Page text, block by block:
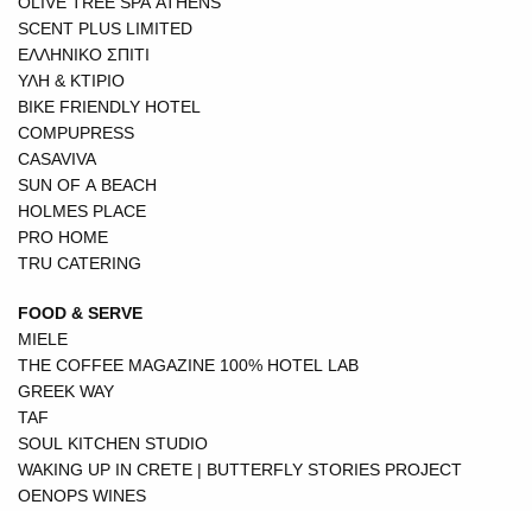
SCENT PLUS LIMITED
ΕΛΛΗΝΙΚΟ ΣΠΙΤΙ
ΥΛΗ & ΚΤΙΡΙΟ
BIKE FRIENDLY HOTEL
COMPUPRESS
CASAVIVA
SUN OF A BEACH
HOLMES PLACE
PRO HOME
TRU CATERING
FOOD & SERVE
MIELE
THE COFFEE MAGAZINE 100% HOTEL LAB
GREEK WAY
TAF
SOUL KITCHEN STUDIO
WAKING UP IN CRETE | BUTTERFLY STORIES PROJECT
OENOPS WINES